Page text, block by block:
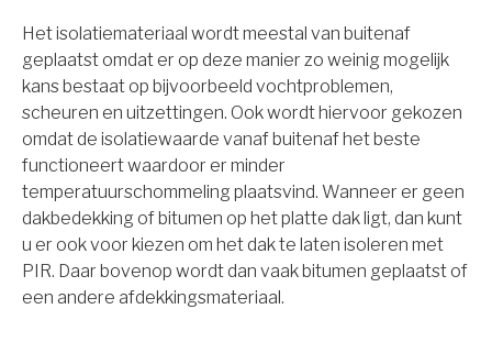
Het isolatiemateriaal wordt meestal van buitenaf
geplaatst omdat er op deze manier zo weinig mogelijk
kans bestaat op bijvoorbeeld vochtproblemen,
scheuren en uitzettingen. Ook wordt hiervoor gekozen
omdat de isolatiewaarde vanaf buitenaf het beste
functioneert waardoor er minder
temperatuurschommeling plaatsvind. Wanneer er geen
dakbedekking of bitumen op het platte dak ligt, dan kunt
u er ook voor kiezen om het dak te laten isoleren met
PIR. Daar bovenop wordt dan vaak bitumen geplaatst of
een andere afdekkingsmateriaal.